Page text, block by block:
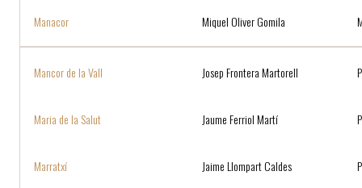
Manacor Miquel Oliver Gomila
Mancor de la Vall Josep Frontera Martorell
Maria de la Salut Jaume Ferriol Martí
Marratxí Jaime Llompart Caldes